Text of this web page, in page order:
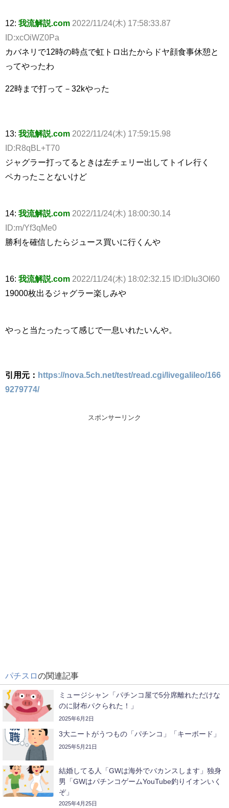
12: 我流解説.com 2022/11/24(木) 17:58:33.87
ID:xcOiWZ0Pa
カバネリで12時の時点で虹トロ出たからドヤ顔食事休憩と
ってやったわ
22時まで打って－32kやった
13: 我流解説.com 2022/11/24(木) 17:59:15.98
ID:R8qBL+T70
ジャグラー打ってるときは左チェリー出してトイレ行く
ペカったことないけど
14: 我流解説.com 2022/11/24(木) 18:00:30.14
ID:m/Yf3qMe0
勝利を確信したらジュース買いに行くんや
16: 我流解説.com 2022/11/24(木) 18:02:32.15 ID:lDIu3OI60
19000枚出るジャグラー楽しみや
やっと当たったって感じで一息いれたいんや。
引用元： https://nova.5ch.net/test/read.cgi/livegalileo/166
9279774/
スポンサーリンク
パチスロの関連記事
ミュージシャン「パチンコ屋で5分席離れただけな
のに財布パクられた！」
2025年6月2日
3大ニートがうつもの「パチンコ」「キーボード」
2025年5月21日
結婚してる人「GWは海外でバカンスします」独身
男「GWはパチンコゲームYouTube釣りイオンいく
ぞ」
2025年4月25日